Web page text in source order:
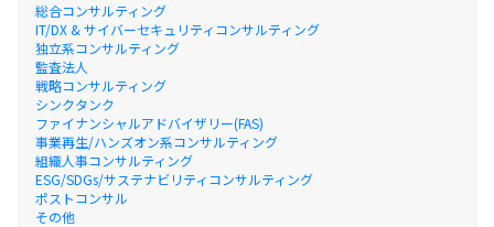
総合コンサルティング
IT/DX & サイバーセキュリティコンサルティング
独立系コンサルティング
監査法人
戦略コンサルティング
シンクタンク
ファイナンシャルアドバイザリー(FAS)
事業再生/ハンズオン系コンサルティング
組織人事コンサルティング
ESG/SDGs/サステナビリティコンサルティング
ポストコンサル
その他